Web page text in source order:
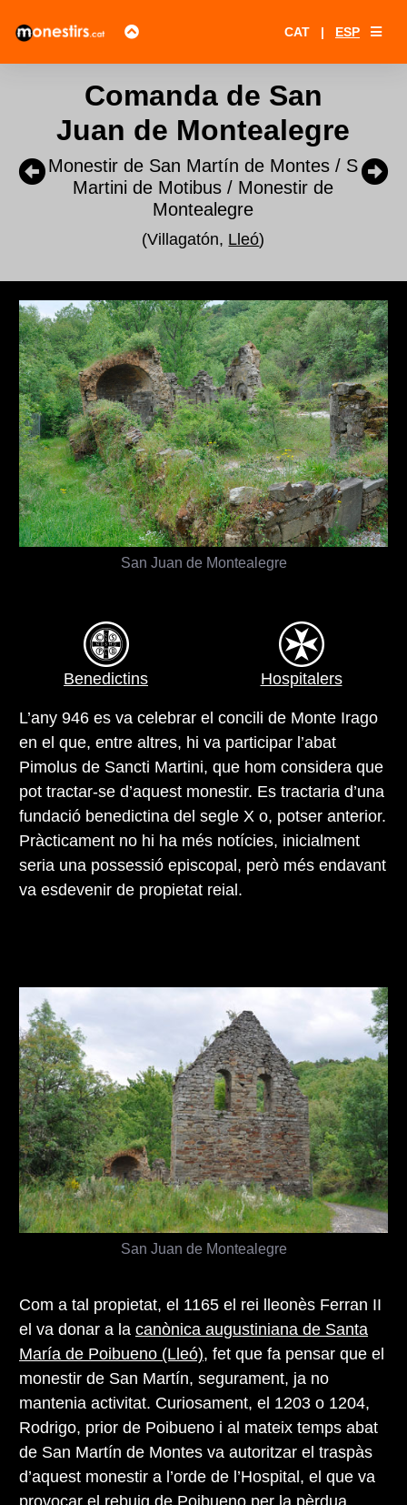
CAT | ESP
Comanda de San
Juan de Montealegre
Monestir de San Martín de Montes / S
Martini de Motibus / Monestir de
Montealegre
(Villagatón, Lleó)
San Juan de Montealegre
Benedictins Hospitalers
L’any 946 es va celebrar el concili de Monte Irago
en el que, entre altres, hi va participar l’abat
Pimolus de Sancti Martini, que hom considera que
pot tractar-se d’aquest monestir. Es tractaria d’una
fundació benedictina del segle X o, potser anterior.
Pràcticament no hi ha més notícies, inicialment
seria una possessió episcopal, però més endavant
va esdevenir de propietat reial.
San Juan de Montealegre
Com a tal propietat, el 1165 el rei lleonès Ferran II
el va donar a la canònica augustiniana de Santa
María de Poibueno (Lleó), fet que fa pensar que el
monestir de San Martín, segurament, ja no
mantenia activitat. Curiosament, el 1203 o 1204,
Rodrigo, prior de Poibueno i al mateix temps abat
de San Martín de Montes va autoritzar el traspàs
d’aquest monestir a l’orde de l’Hospital, el que va